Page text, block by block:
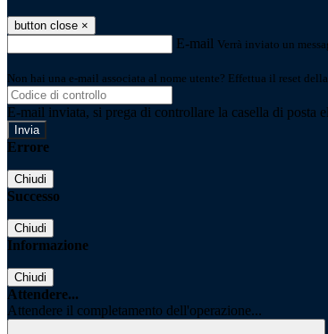
button close ×
E-mail Verrà inviato un
Non hai una e-mail associata al nome utente? Effettua il reset
E-mail inviata, si prega di controllare la casella di posta
Errore
Chiudi
Successo
Chiudi
Informazione
Chiudi
Attendere...
Attendere il completamento dell'operazione...